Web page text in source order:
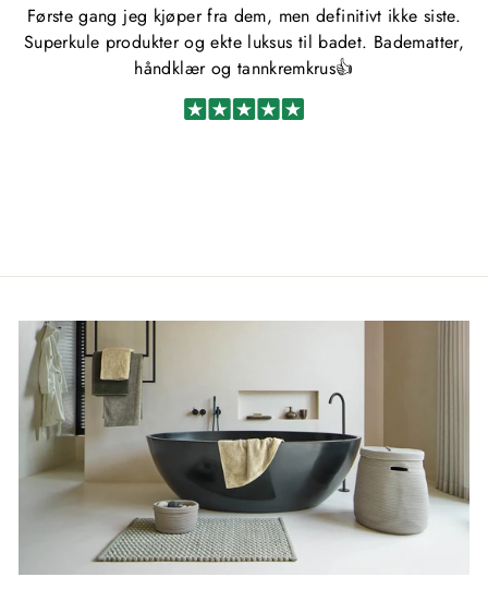
Første gang jeg kjøper fra dem, men definitivt ikke siste.
Superkule produkter og ekte luksus til badet. Badematter,
håndklær og tannkremkrus👍